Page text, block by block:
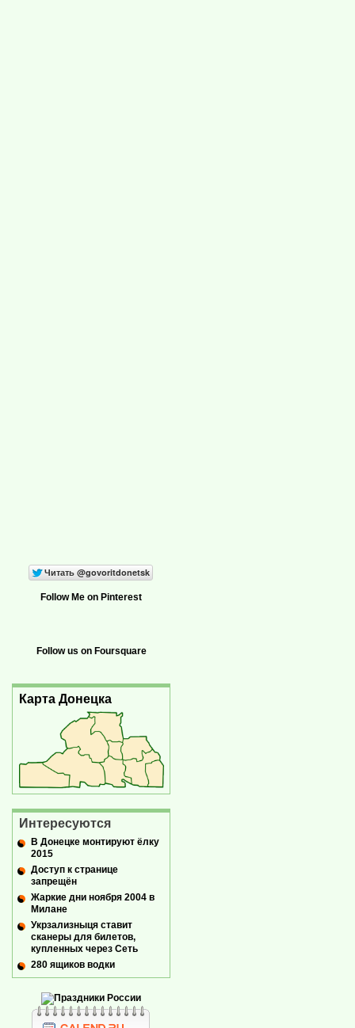
Follow Me on Pinterest
Follow us on Foursquare
Карта Донецка
Интересуются
В Донецке монтируют ёлку
2015
Доступ к странице
запрещён
Жаркие дни ноября 2004 в
Милане
Укрзализныця ставит
сканеры для билетов,
купленных через Сеть
280 ящиков водки